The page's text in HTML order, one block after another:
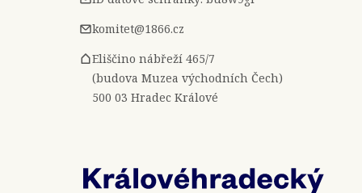
komitet@1866.cz
Eliščino nábřeží 465/7
(budova Muzea východních Čech)
500 03 Hradec Králové